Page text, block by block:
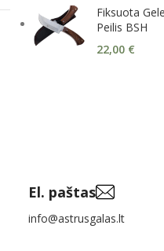
Fiksuota
Peilis BSH
22,00 €
El. paštas
info@astrusgalas.lt